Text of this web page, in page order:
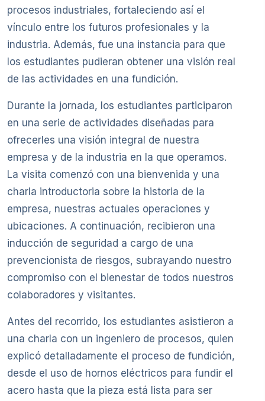
procesos industriales, fortaleciendo así el
vínculo entre los futuros profesionales y la
industria. Además, fue una instancia para que
los estudiantes pudieran obtener una visión real
de las actividades en una fundición.
Durante la jornada, los estudiantes participaron
en una serie de actividades diseñadas para
ofrecerles una visión integral de nuestra
empresa y de la industria en la que operamos.
La visita comenzó con una bienvenida y una
charla introductoria sobre la historia de la
empresa, nuestras actuales operaciones y
ubicaciones. A continuación, recibieron una
inducción de seguridad a cargo de una
prevencionista de riesgos, subrayando nuestro
compromiso con el bienestar de todos nuestros
colaboradores y visitantes.
Antes del recorrido, los estudiantes asistieron a
una charla con un ingeniero de procesos, quien
explicó detalladamente el proceso de fundición,
desde el uso de hornos eléctricos para fundir el
acero hasta que la pieza está lista para ser